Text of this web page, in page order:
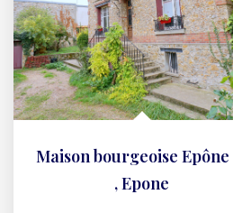
,Epone